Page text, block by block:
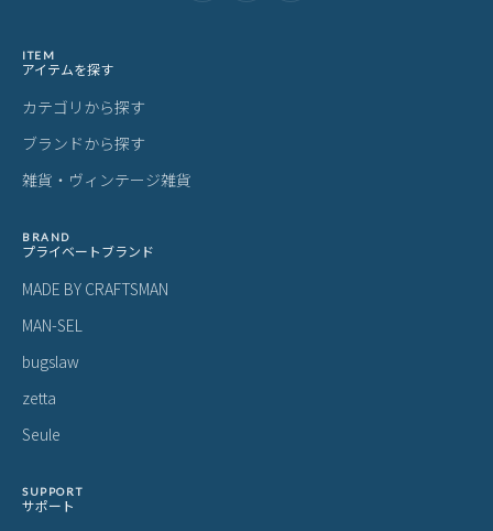
ITEM
アイテムを探す
カテゴリから探す
ブランドから探す
雑貨・ヴィンテージ雑貨
BRAND
プライベートブランド
MADE BY CRAFTSMAN
MAN-SEL
bugslaw
zetta
Seule
SUPPORT
サポート